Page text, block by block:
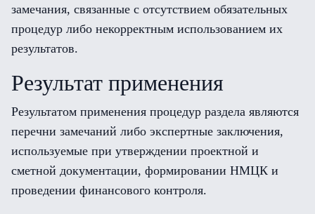
замечания, связанные с отсутствием обязательных
процедур либо некорректным использованием их
результатов.
Результат применения
Результатом применения процедур раздела являются
перечни замечаний либо экспертные заключения,
используемые при утверждении проектной и
сметной документации, формировании НМЦК и
проведении финансового контроля.